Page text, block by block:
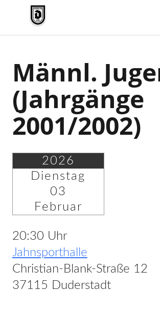
TV Jahn Duderstadt
Männl.
(Jahrgänge
2001/2002)
2026
Dienstag
03
Februar
20:30 Uhr
Jahnsporthalle
Christian-Blank-Straße 12
37115 Duderstadt